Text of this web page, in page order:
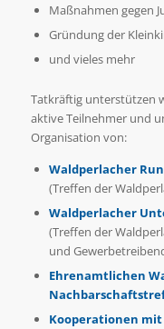
Maßnahmen gegen
Gründung der
und vieles mehr
Tatkräftig unterstützen
aktive Teilnehmer und
Organisation von:
Waldperlacher
(Treffen der
Waldperlacher
(Treffen der
und
Ehrenamtlichen
Kooperationen mit